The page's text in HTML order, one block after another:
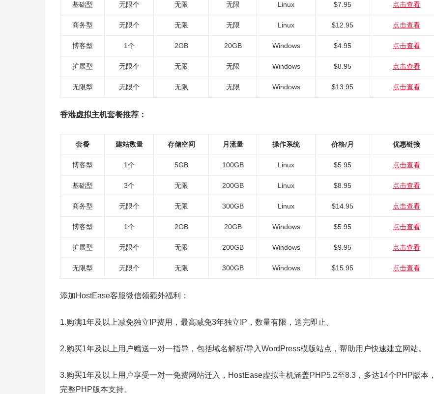
基础型 无限个 无限 无限 Linux $7.95 点击查看
商务型 无限个 无限 无限 Linux $12.95 点击查看
博客型 1个 2GB 20GB Windows $4.95 点击查看
扩展型 无限个 无限 无限 Windows $8.95 点击查看
无限型 无限个 无限 无限 Windows $13.95 点击查看
香港虚拟主机套餐推荐：
套餐 建站数量 存储空间 月流量 操作系统 价格/月 优惠链接
博客型 1个 5GB 100GB Linux $5.95 点击查看
基础型 3个 无限 200GB Linux $8.95 点击查看
商务型 无限个 无限 300GB Linux $14.95 点击查看
博客型 1个 2GB 20GB Windows $5.95 点击查看
扩展型 无限个 无限 200GB Windows $9.95 点击查看
无限型 无限个 无限 300GB Windows $15.95 点击查看
添加HostEase客服微信领额外福利：
1.购满1年及以上减免独立IP费用，最高减免3年独立IP，数量有限，送完即止。
2.购买1年及以上用户赠送一对一指导，包括域名解析/导入WordPress模版站点，帮助用户快速建立网站。
3.购买1年及以上用户享受一对一免费网站迁入，HostEase虚拟主机涵盖PHP5.2至8.3，多达14个PHP版本，
完整PHP版本支持。